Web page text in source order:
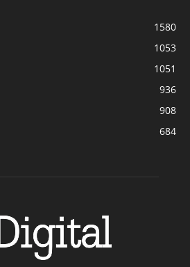
1580
1053
1051
936
908
684